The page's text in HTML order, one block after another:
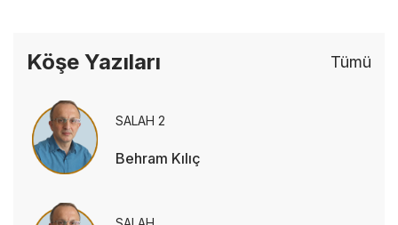
Köşe Yazıları Tümü
SALAH 2
Behram Kılıç